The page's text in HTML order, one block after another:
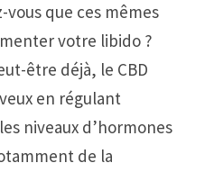
vous que ces mêmes
votre libido ?
être déjà, le CBD
en régulant
niveaux d’hormones
de la